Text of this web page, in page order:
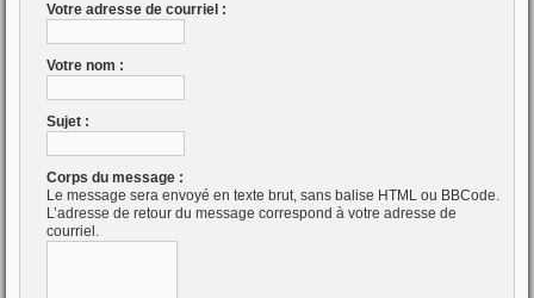
Votre adresse de courriel :
Votre nom :
Sujet :
Corps du message :
Le message sera envoyé en texte brut, sans balise HTML ou BBCode.
L’adresse de retour du message correspond à votre adresse de
courriel.